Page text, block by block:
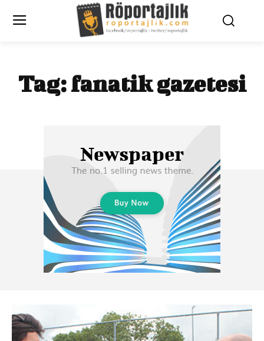
Tag:fanatik gazetesi